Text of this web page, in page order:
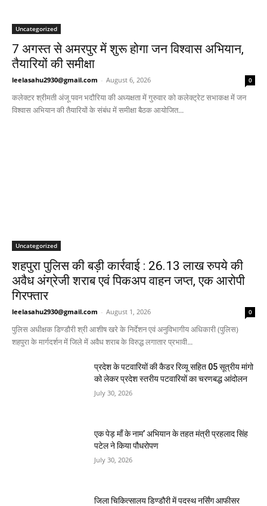
Uncategorized
7 अगस्त से अमरपुर में शुरू होगा जन विश्वास अभियान,
तैयारियों की समीक्षा
leelasahu2930@gmail.com - August 6, 2026 0
कलेक्टर श्रीमती अंजू पवन भदौरिया की अध्यक्षता में गुरुवार को कलेक्ट्रेट सभाकक्ष में जन
विश्वास अभियान की तैयारियों के संबंध में समीक्षा बैठक आयोजित...
Uncategorized
शहपुरा पुलिस की बड़ी कार्रवाई : 26.13 लाख रुपये की
अवैध अंग्रेजी शराब एवं पिकअप वाहन जप्त, एक आरोपी
गिरफ्तार
leelasahu2930@gmail.com - August 1, 2026 0
पुलिस अधीक्षक डिण्डौरी श्री आशीष खरे के निर्देशन एवं अनुविभागीय अधिकारी (पुलिस)
शहपुरा के मार्गदर्शन में जिले में अवैध शराब के विरुद्ध लगातार प्रभावी...
प्रदेश के पटवारियों की कैडर रिव्यू सहित 05 सूत्रीय मांगो
को लेकर प्रदेश स्तरीय पटवारियों का चरणबद्ध आंदोलन
July 30, 2026
एक पेड़ माँ के नाम’ अभियान के तहत मंत्री प्रहलाद सिंह
पटेल ने किया पौधरोपण
July 30, 2026
जिला चिकित्सालय डिण्डौरी में पदस्थ नर्सिंग आफीसर